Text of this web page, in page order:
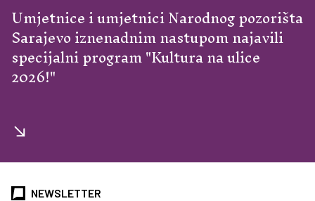
Umjetnice i umjetnici Narodnog pozorišta
Sarajevo iznenadnim nastupom najavili
specijalni program "Kultura na ulice
2026!"
NEWSLETTER